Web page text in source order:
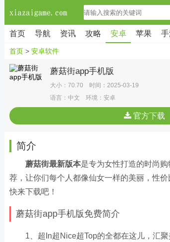
首页 导航 资讯 攻略 安卓 苹果
首页 > 安卓软件
蘑菇街app手机版
大小：70.70 时间：2025-03-19
语言：中文 环境：安卓
官方下载
简介
蘑菇街最新版本是专为女性打造的时尚
荐，让你们每个人都像仙女一样的美丽，性
快来下载吧！
蘑菇街app手机版免费简介
1、超In超Nice超Top的全都在这儿，汇